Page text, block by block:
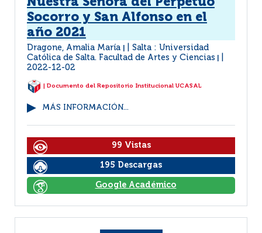
Socorro y San Alfonso en el
año 2021
Dragone, Amalia María
Salta : Universidad
Católica de Salta. Facultad de Artes y Ciencias
2022-12-02
| Documento del Repositorio Institucional UCASAL
MÁS INFORMACIÓN...
99 Vistas
195 Descargas
Google Académico